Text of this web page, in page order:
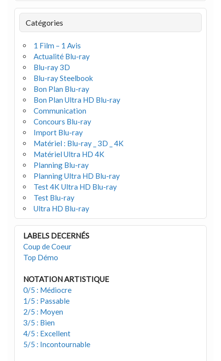
Catégories
1 Film – 1 Avis
Actualité Blu-ray
Blu-ray 3D
Blu-ray Steelbook
Bon Plan Blu-ray
Bon Plan Ultra HD Blu-ray
Communication
Concours Blu-ray
Import Blu-ray
Matériel : Blu-ray _ 3D _ 4K
Matériel Ultra HD 4K
Planning Blu-ray
Planning Ultra HD Blu-ray
Test 4K Ultra HD Blu-ray
Test Blu-ray
Ultra HD Blu-ray
LABELS DECERNÉS
Coup de Coeur
Top Démo
NOTATION ARTISTIQUE
0/5 : Médiocre
1/5 : Passable
2/5 : Moyen
3/5 : Bien
4/5 : Excellent
5/5 : Incontournable